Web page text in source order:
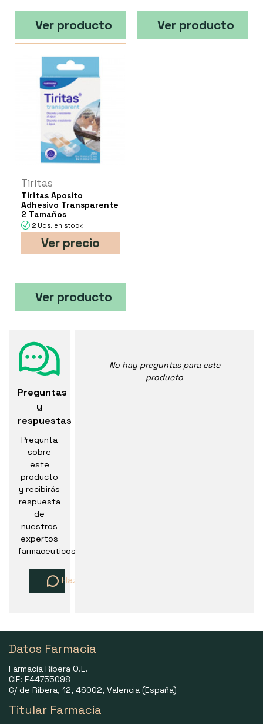
Ver producto Ver producto
Tiritas
Tiritas Aposito
Adhesivo Transparente
2 Tamaños
2 Uds. en stock
Ver precio
Ver producto
Preguntas
y
respuestas
Pregunta
sobre
este
producto
y recibirás
respuesta
de
nuestros
expertos
farmaceuticos
Haz una pregunta
No hay preguntas para este
producto
Datos Farmacia
Farmacia Ribera O.E.
CIF: E44755098
C/ de Ribera, 12, 46002, Valencia (España)
Titular Farmacia